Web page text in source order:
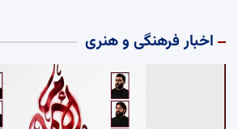
اخبار فرهنگی و هنری